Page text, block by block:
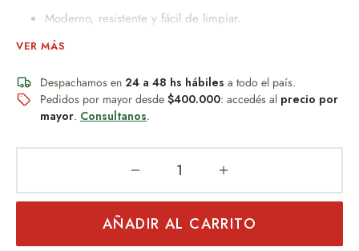
Moderno, resistente y fácil de limpiar.
No absorbe sabor ni humedad.
Diseño práctico y duradero.
Ideal para quienes buscan funcionalidad sin
mantenimiento.
–Bombilla Niquelada de resorte (bom154)
–Caja con ventana especial Argentina 16cm x 10cm x 10cm.
(ventana)12cm x 6cm.
Un obsequio distinguido que combina diseño, practicidad y
VER MÁS
Despachamos en 24 a 48 hs hábiles a todo el país.
Pedidos por mayor desde $400.000: accedés al precio por
mayor. Consultanos.
AÑADIR AL CARRITO